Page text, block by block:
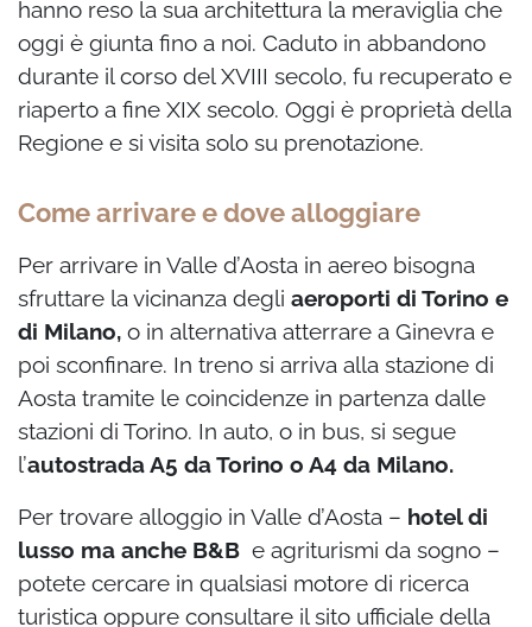
hanno reso la sua architettura la meraviglia che
oggi è giunta fino a noi. Caduto in abbandono
durante il corso del XVIII secolo, fu recuperato e
riaperto a fine XIX secolo. Oggi è proprietà della
Regione e si visita solo su prenotazione.
Come arrivare e dove alloggiare
Per arrivare in Valle d’Aosta in aereo bisogna
sfruttare la vicinanza degli aeroporti di Torino e
di Milano, o in alternativa atterrare a Ginevra e
poi sconfinare. In treno si arriva alla stazione di
Aosta tramite le coincidenze in partenza dalle
stazioni di Torino. In auto, o in bus, si segue
l’autostrada A5 da Torino o A4 da Milano.
Per trovare alloggio in Valle d’Aosta – hotel di
lusso ma anche B&B e agriturismi da sogno –
potete cercare in qualsiasi motore di ricerca
turistica oppure consultare il sito ufficiale della